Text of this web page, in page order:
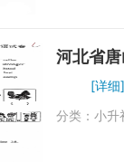
河北省
[详细]
分类： 小升